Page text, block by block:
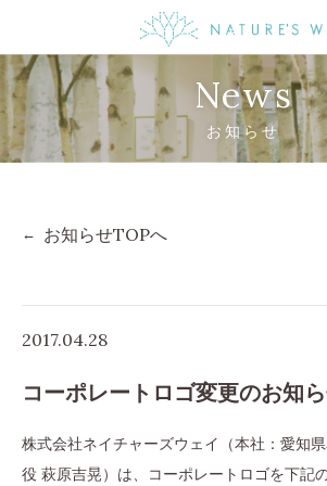
News
お知らせ
お知らせTOPへ
2017.04.28
コーポレートロゴ変更のお知
株式会社ネイチャーズウェイ（本社：愛知
役 萩原吉晃）は、コーポレートロゴを下記